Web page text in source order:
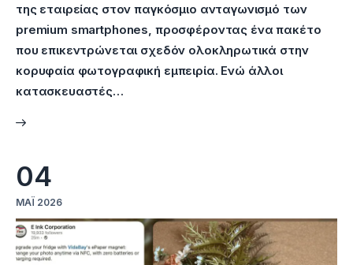
της εταιρείας στον παγκόσμιο ανταγωνισμό των
premium smartphones, προσφέροντας ένα πακέτο
που επικεντρώνεται σχεδόν ολοκληρωτικά στην
κορυφαία φωτογραφική εμπειρία. Ενώ άλλοι
κατασκευαστές…
04
ΜΆΙ 2026